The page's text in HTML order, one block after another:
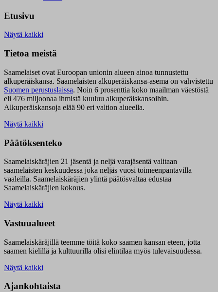
Etusivu
Näytä kaikki
Tietoa meistä
Saamelaiset ovat Euroopan unionin alueen ainoa tunnustettu
alkuperäiskansa. Saamelaisten alkuperäiskansa-asema on vahvistettu
Suomen perustuslaissa. Noin 6 prosenttia koko maailman väestöstä
eli 476 miljoonaa ihmistä kuuluu alkuperäiskansoihin.
Alkuperäiskansoja elää 90 eri valtion alueella.
Näytä kaikki
Päätöksenteko
Saamelaiskäräjien 21 jäsentä ja neljä varajäsentä valitaan
saamelaisten keskuudessa joka neljäs vuosi toimeenpantavilla
vaaleilla. Saamelaiskäräjien ylintä päätösvaltaa edustaa
Saamelaiskäräjien kokous.
Näytä kaikki
Vastuualueet
Saamelaiskäräjillä teemme töitä koko saamen kansan eteen, jotta
saamen kielillä ja kulttuurilla olisi elintilaa myös tulevaisuudessa.
Näytä kaikki
Ajankohtaista